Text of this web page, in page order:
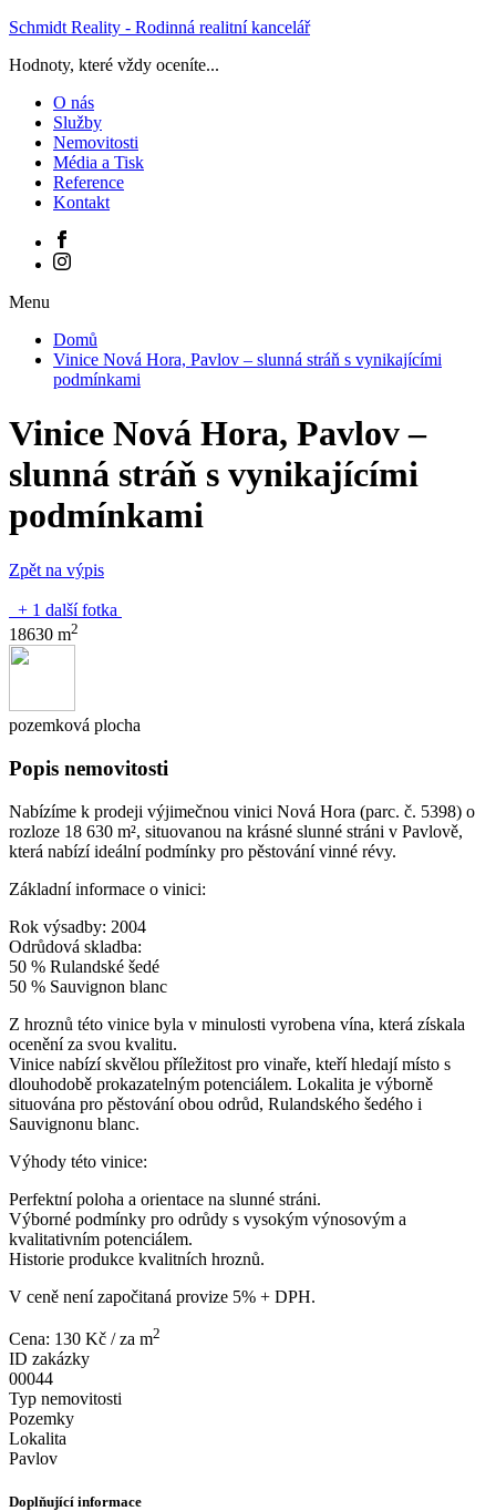
Schmidt Reality - Rodinná realitní kancelář
Hodnoty, které vždy oceníte...
O nás
Služby
Nemovitosti
Média a Tisk
Reference
Kontakt
Menu
Domů
Vinice Nová Hora, Pavlov – slunná stráň s vynikajícími
podmínkami
Vinice Nová Hora, Pavlov –
slunná stráň s vynikajícími
podmínkami
Zpět na výpis
+ 1 další fotka
18630 m2
pozemková plocha
Popis nemovitosti
Nabízíme k prodeji výjimečnou vinici Nová Hora (parc. č. 5398) o
rozloze 18 630 m², situovanou na krásné slunné stráni v Pavlově,
která nabízí ideální podmínky pro pěstování vinné révy.
Základní informace o vinici:
Rok výsadby: 2004
Odrůdová skladba:
50 % Rulandské šedé
50 % Sauvignon blanc
Z hroznů této vinice byla v minulosti vyrobena vína, která získala
ocenění za svou kvalitu.
Vinice nabízí skvělou příležitost pro vinaře, kteří hledají místo s
dlouhodobě prokazatelným potenciálem. Lokalita je výborně
situována pro pěstování obou odrůd, Rulandského šedého i
Sauvignonu blanc.
Výhody této vinice:
Perfektní poloha a orientace na slunné stráni.
Výborné podmínky pro odrůdy s vysokým výnosovým a
kvalitativním potenciálem.
Historie produkce kvalitních hroznů.
V ceně není započitaná provize 5% + DPH.
Cena: 130 Kč / za m2
ID zakázky
00044
Typ nemovitosti
Pozemky
Lokalita
Pavlov
Doplňující informace